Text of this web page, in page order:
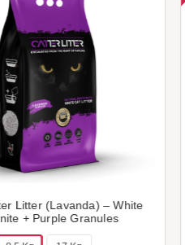
Litter (Lavanda) – White
Bentonite + Purple Granules